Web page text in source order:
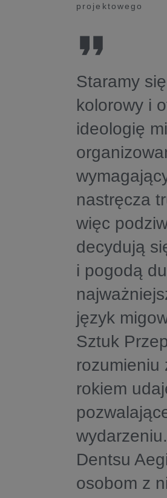
projektowego
Staramy
kolorowy i
ideologię
nastręcza
więc
decydują
i pogodą
język
Sztuk
rozumieniu
rokiem
Dentsu
osobom z